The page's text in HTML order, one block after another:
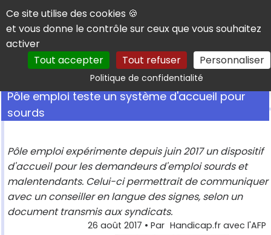
Panneau de gestion des cookies
Ce site utilise des cookies 🍪
et vous donne le contrôle sur ceux que vous souhaitez
activer
Tout accepter
Tout refuser Personnaliser
Politique de confidentialitéRechercher
Pôle emploi teste un système d'accueil pour
sourds
Pôle emploi expérimente depuis juin 2017 un dispositif
d'accueil pour les demandeurs d'emploi sourds et
malentendants. Celui-ci permettrait de communiquer
avec un conseiller en langue des signes, selon un
document transmis aux syndicats.
26 août 2017 • Par Handicap.fr avec l'AFP